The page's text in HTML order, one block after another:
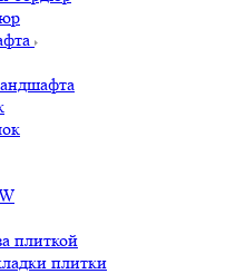
плиткой
плитки